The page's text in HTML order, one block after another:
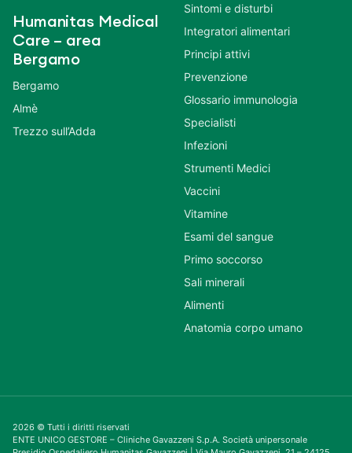
Humanitas Medical
Care – area
Bergamo
Bergamo
Almè
Trezzo sull’Adda
Sintomi e disturbi
Integratori alimentari
Principi attivi
Prevenzione
Glossario immunologia
Specialisti
Infezioni
Strumenti Medici
Vaccini
Vitamine
Esami del sangue
Primo soccorso
Sali minerali
Alimenti
Anatomia corpo umano
2026 © Tutti i diritti riservati
ENTE UNICO GESTORE – Cliniche Gavazzeni S.p.A. Società unipersonale